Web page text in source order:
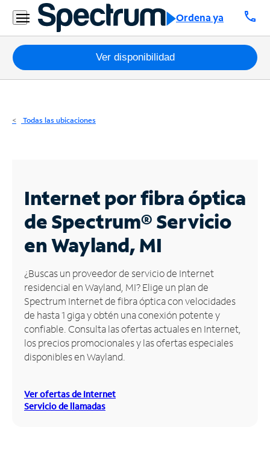
Ordena ya call
Residencial
Business
Paquetes
Internet
Business
Contáctanos
Inglés
Administrar
cuenta
Encuentra
una
tienda
Ver disponibilidad
Todas las ubicaciones
Internet por fibra óptica
de Spectrum®Servicio
en Wayland, MI
¿Buscas un proveedor de servicio de Internet
residencial en Wayland, MI? Elige un plan de
Spectrum Internet de fibra óptica con velocidades
de hasta 1 giga y obtén una conexión potente y
confiable. Consulta las ofertas actuales en Internet,
los precios promocionales y las ofertas especiales
disponibles en Wayland.
Ver ofertas de Internet
Servicio de llamadas